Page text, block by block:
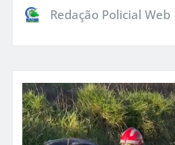
Redação Policial Web